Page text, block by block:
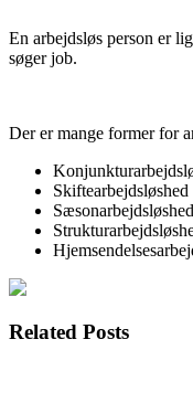
En arbejdsløs person er
søger job.
Der er mange former for
Skiftearbejdsløshed
Sæsonarbejdsløshed
Related Posts